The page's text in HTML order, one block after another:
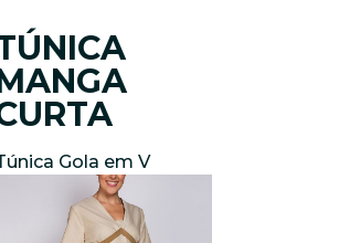
Gola em V